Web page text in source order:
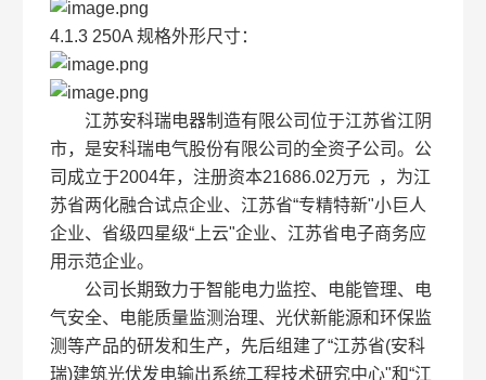
4.1.3 250A 规格外形尺寸：
江苏安科瑞电器制造有限公司位于江苏省江阴
市，是安科瑞电气股份有限公司的全资子公司。公
司成立于2004年，注册资本21686.02万元 ，为江
苏省两化融合试点企业、江苏省“专精特新"小巨人
企业、省级四星级“上云"企业、江苏省电子商务应
用示范企业。
公司长期致力于智能电力监控、电能管理、电
气安全、电能质量监测治理、光伏新能源和环保监
测等产品的研发和生产，先后组建了“江苏省(安科
瑞)建筑光伏发电输出系统工程技术研究中心"和“江